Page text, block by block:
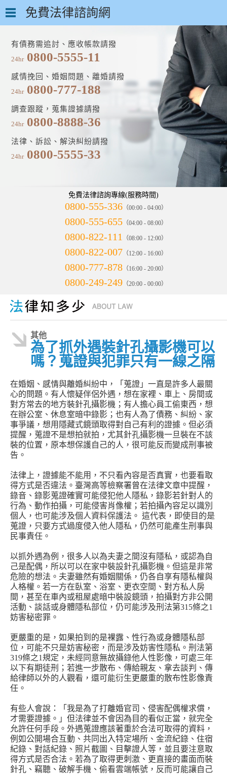
免費法律諮詢網
有債務需追討、應收帳款請撥
24hr 0800-5555-11
感情挽回、婚姻問題、離婚請撥
24hr 0800-777-188
調查跟蹤，蒐集證據請撥
24hr 0800-8888-36
法律、訴訟、解決糾紛請撥
24hr 0800-5555-33
免費法律諮詢專線(服務時間)
0800-555-336 （00:00 - 04:00）
0800-555-655 （04:00 - 08:00）
0800-822-111 （08:00 - 12:00）
0800-822-007 （12:00 - 16:00）
0800-777-878 （16:00 - 20:00）
0800-249-249 （20:00 - 00:00）
其他
為了抓外遇裝針孔攝影機可以
嗎？蒐證與犯罪只有一線之隔
在婚姻、感情與離婚糾紛中，「蒐證」一直是許多人最關
心的問題。有人懷疑伴侶外遇，想在家裡、車上、房間或
對方常去的地方裝針孔攝影機；有人擔心員工偷東西，想
在辦公室、休息室暗中錄影；也有人為了債務、糾紛、家
事爭議，想用隱藏式鏡頭取得對自己有利的證據。但必須
提醒，蒐證不是想拍就拍，尤其針孔攝影機一旦裝在不該
裝的位置，原本想保護自己的人，很可能反而變成刑事被
告。
法律上，證據能不能用，不只看內容是否真實，也要看取
得方式是否違法。臺灣高等檢察署曾在法律文章中提醒，
錄音、錄影蒐證確實可能侵犯他人隱私，錄影若針對人的
行為、動作拍攝，可能侵害肖像權；若拍攝內容足以識別
個人，也可能涉及個人資料保護法。 這代表，即使目的是
蒐證，只要方式過度侵入他人隱私，仍然可能產生刑事與
民事責任。
以抓外遇為例，很多人以為夫妻之間沒有隱私，或認為自
己是配偶，所以可以在家中裝設針孔攝影機。但這是非常
危險的想法。夫妻雖然有婚姻關係，仍各自享有隱私權與
人格權。若一方在臥室、浴室、更衣空間、對方私人房
間，甚至在車內或租屋處暗中裝設鏡頭，拍攝對方非公開
活動、談話或身體隱私部位，仍可能涉及刑法第315條之1
妨害秘密罪。
更嚴重的是，如果拍到的是裸露、性行為或身體隱私部
位，可能不只是妨害秘密，而是涉及妨害性隱私。刑法第
319條之1規定，未經同意無故攝錄他人性影像，可處三年
以下有期徒刑；若進一步散布、傳給親友、拿去談判、傳
給律師以外的人觀看，還可能衍生更嚴重的散布性影像責
任。
有些人會說：「我是為了打離婚官司、侵害配偶權求償，
才需要證據。」但法律並不會因為目的看似正當，就完全
允許任何手段。外遇蒐證應該著重於合法可取得的資料，
例如公開場合互動、共同出入特定場所、金流紀錄、住宿
紀錄、對話紀錄、照片截圖、目擊證人等，並且要注意取
得方式是否合法。若為了取得更刺激、更直接的畫面而裝
針孔、竊聽、破解手機、偷看雲端帳號，反而可能讓自己